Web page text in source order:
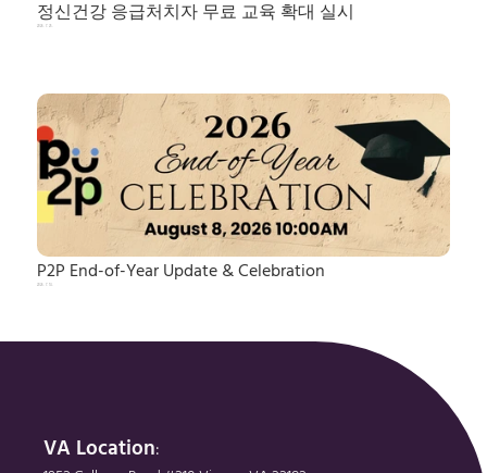
정신건강 응급처치자 무료 교육 확대 실시
P2P End-of-Year Update & Celebration
VA Location: